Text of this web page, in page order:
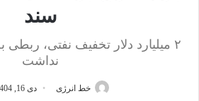
سند
۲ میلیارد دلار تخفیف نفتی، ربطی
نداشت
خط انرژی دی 16, 1404